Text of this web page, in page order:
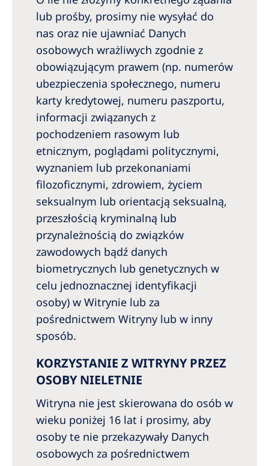
lub prośby, prosimy nie wysyłać do
nas oraz nie ujawniać Danych
osobowych wrażliwych zgodnie z
obowiązującym prawem (np. numerów
ubezpieczenia społecznego, numeru
karty kredytowej, numeru paszportu,
informacji związanych z
pochodzeniem rasowym lub
etnicznym, poglądami politycznymi,
wyznaniem lub przekonaniami
filozoficznymi, zdrowiem, życiem
seksualnym lub orientacją seksualną,
przeszłością kryminalną lub
przynależnością do związków
zawodowych bądź danych
biometrycznych lub genetycznych w
celu jednoznacznej identyfikacji
osoby) w Witrynie lub za
pośrednictwem Witryny lub w inny
sposób.
KORZYSTANIE Z WITRYNY PRZEZ
OSOBY NIELETNIE
Witryna nie jest skierowana do osób w
wieku poniżej 16 lat i prosimy, aby
osoby te nie przekazywały Danych
osobowych za pośrednictwem